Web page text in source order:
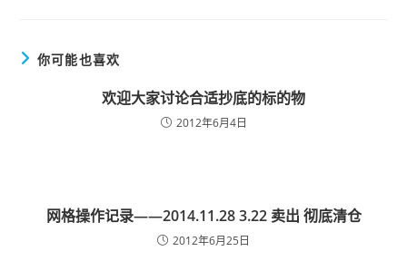
你可能也喜欢
欢迎大家讨论合适抄底的标的物
2012年6月4日
网格操作记录——2014.11.28 3.22 卖出 彻底清仓
2012年6月25日